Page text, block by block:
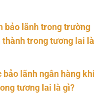
bảo lãnh trong trường
thành trong tương lai là
bảo lãnh ngân hàng khi
tương lai là gì?